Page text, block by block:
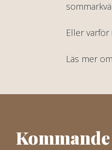
Eller
Läs mer om